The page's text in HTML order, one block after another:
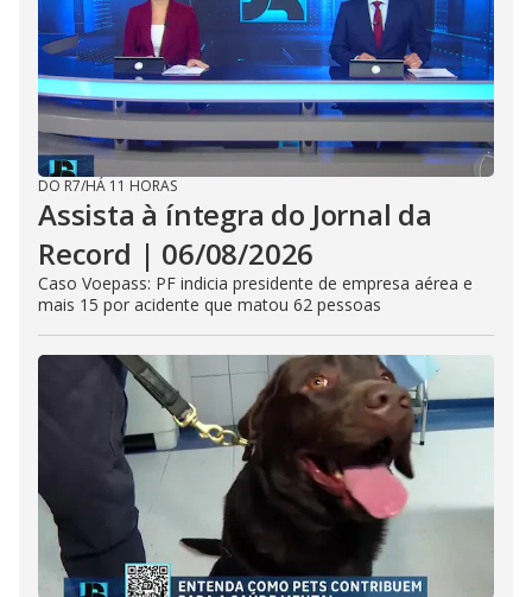
DO R7/HÁ 11 HORAS
Assista à íntegra do Jornal da
Record | 06/08/2026
Caso Voepass: PF indicia presidente de empresa aérea e
mais 15 por acidente que matou 62 pessoas